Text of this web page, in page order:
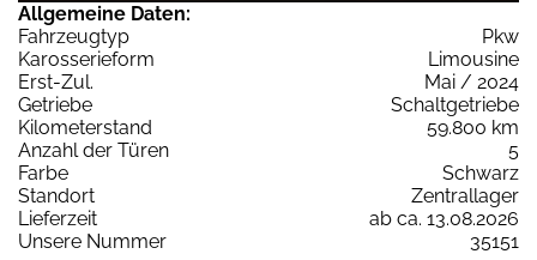
Allgemeine Daten:
Fahrzeugtyp
Pkw
Karosserieform
Limousine
Erst-Zul.
Mai / 2024
Getriebe
Schaltgetriebe
Kilometerstand
59.800 km
Anzahl der Türen
5
Farbe
Schwarz
Standort
Zentrallager
Lieferzeit
ab ca. 13.08.2026
Unsere Nummer
35151